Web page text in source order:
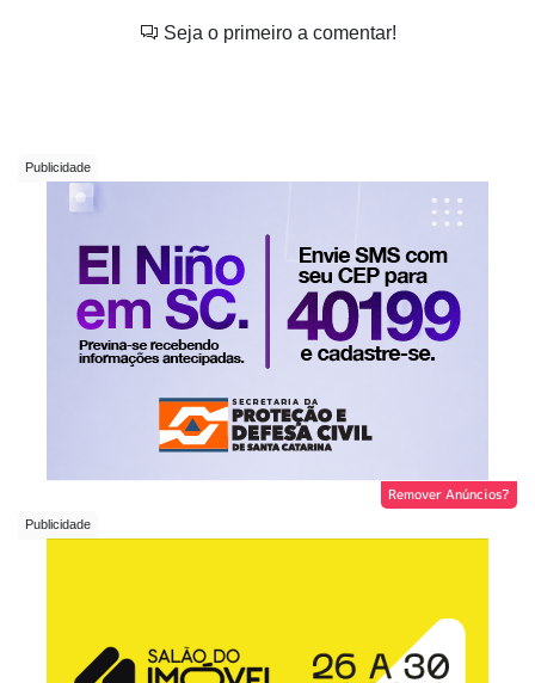
Seja o primeiro a comentar!
Remover Anúncios?